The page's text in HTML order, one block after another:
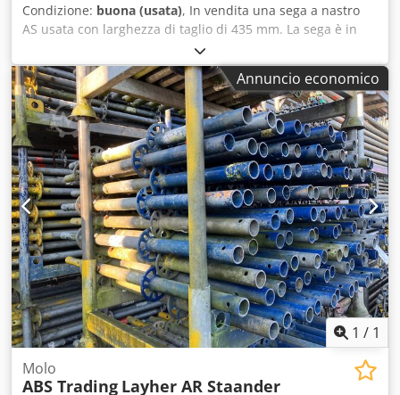
Condizione: buona (usata), In vendita una sega a nastro
AS usata con larghezza di taglio di 435 mm. La sega è in
buone condizioni ed è stata revisionata e controllata dal
nostro personale specializzato. Dati tecnici: - Larghezza di
taglio: 345 mm - Altezza di taglio: 165 mm - Dimensione
tavolo: 445 x 350 mm - Aspirazione Ø 100 mm - Potenza
motore: 0,7 kW / 1 CV - Anno di costruzione: 2016
Cedpfszar Ulsx Adrerf La macchina si trova a A-5431 Kuchl
ed è visionabile in qualsiasi momento durante i nostri
orari di apertura. Salvo vendita anticipata! Info Tel. 06244-
20299. Termini correlati: sega a nastro, seghe, sega, nastro
Riferimento: R-P03CW
Annuncio economico
1 / 1
Molo
ABS Trading Layher AR Staander